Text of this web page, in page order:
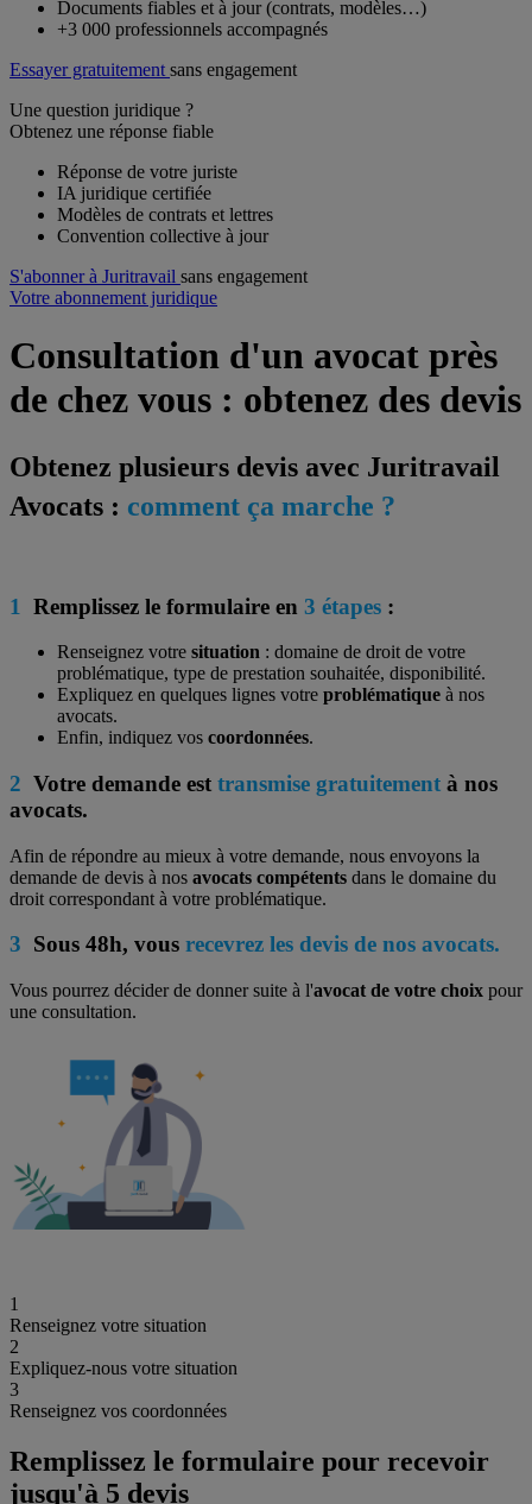
Documents fiables et à jour (contrats, modèles…)
+3 000 professionnels accompagnés
Essayer gratuitement sans engagement
Une question juridique ?
Obtenez une réponse fiable
Réponse de votre juriste
IA juridique certifiée
Modèles de contrats et lettres
Convention collective à jour
S'abonner à Juritravail sans engagement
Votre abonnement juridique
Consultation d'un avocat près
de chez vous : obtenez des devis
Obtenez plusieurs devis avec Juritravail
Avocats : comment ça marche ?
1 Remplissez le formulaire en 3 étapes :
Renseignez votre situation : domaine de droit de votre
problématique, type de prestation souhaitée, disponibilité.
Expliquez en quelques lignes votre problématique à nos
avocats.
Enfin, indiquez vos coordonnées.
2 Votre demande est transmise gratuitement à nos
avocats.
Afin de répondre au mieux à votre demande, nous envoyons la
demande de devis à nos avocats compétents dans le domaine du
droit correspondant à votre problématique.
3 Sous 48h, vous recevrez les devis de nos avocats.
Vous pourrez décider de donner suite à l'avocat de votre choix pour
une consultation.
1
Renseignez votre situation
2
Expliquez-nous votre situation
3
Renseignez vos coordonnées
Remplissez le formulaire pour recevoir
jusqu'à 5 devis